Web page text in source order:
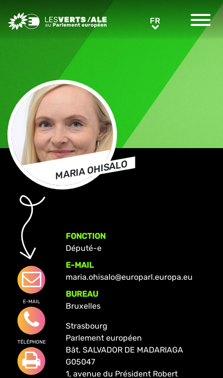
Greens/EFA Home FR
MARIA OHISALO
E-MAIL
TÉLÉPHONE
FONCTION
Député-e
E-MAIL
maria.ohisalo@europarl.europa.eu
BUREAU
Bruxelles
Strasbourg
Parlement européen
Bât. SALVADOR DE MADARIAGA
G05047
1, avenue du Président Robert